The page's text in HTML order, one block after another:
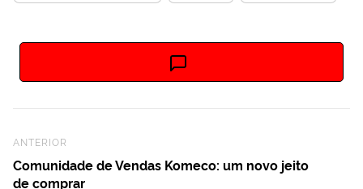
Previous Post
ANTERIOR
Comunidade de Vendas Komeco: um novo jeito
de comprar